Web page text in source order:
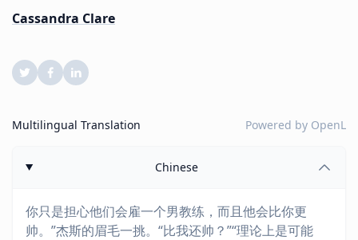
Cassandra Clare
Multilingual Translation Powered by OpenL
Chinese
你只是担心他们会雇一个男教练，而且他会比你更
帅。”杰斯的眉毛一挑。“比我还帅？”“理论上是可能